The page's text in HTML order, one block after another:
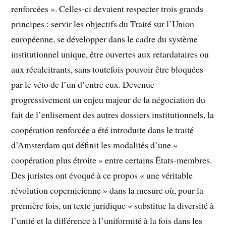
renforcées ». Celles-ci devaient respecter trois grands
principes : servir les objectifs du Traité sur l’Union
européenne, se développer dans le cadre du système
institutionnel unique, être ouvertes aux retardataires ou
aux récalcitrants, sans toutefois pouvoir être bloquées
par le véto de l’un d’entre eux. Devenue
progressivement un enjeu majeur de la négociation du
fait de l’enlisement des autres dossiers institutionnels, la
coopération renforcée a été introduite dans le traité
d’Amsterdam qui définit les modalités d’une «
coopération plus étroite » entre certains États-membres.
Des juristes ont évoqué à ce propos « une véritable
révolution copernicienne » dans la mesure où, pour la
première fois, un texte juridique « substitue la diversité à
l’unité et la différence à l’uniformité à la fois dans les